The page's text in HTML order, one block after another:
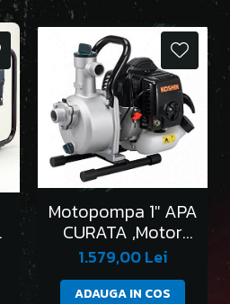
Motopompa 1" APA
CURATA ,Motor
HONDA,SEV-25L
1.579,00 Lei
ADAUGA IN COS